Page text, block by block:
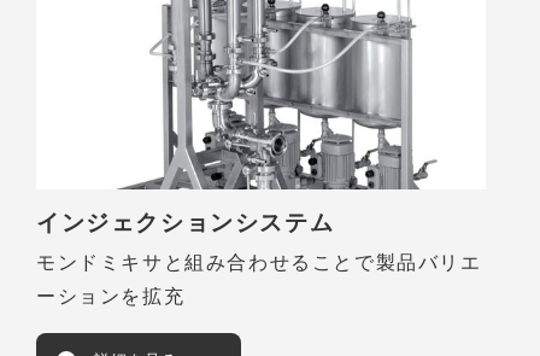
インジェクションシステム
モンドミキサと組み合わせることで製品バリエ
ーションを拡充